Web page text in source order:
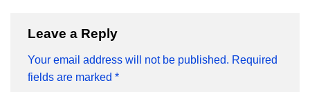
Leave a Reply
Your email address will not be published. Required
fields are marked *